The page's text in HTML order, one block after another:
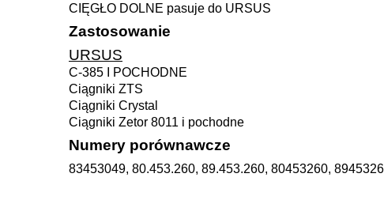
CIĘGŁO DOLNE pasuje do URSUS
Zastosowanie
URSUS
C-385 I POCHODNE
Ciągniki ZTS
Ciągniki Crystal
Ciągniki Zetor 8011 i pochodne
Numery porównawcze
83453049, 80.453.260, 89.453.260, 80453260,